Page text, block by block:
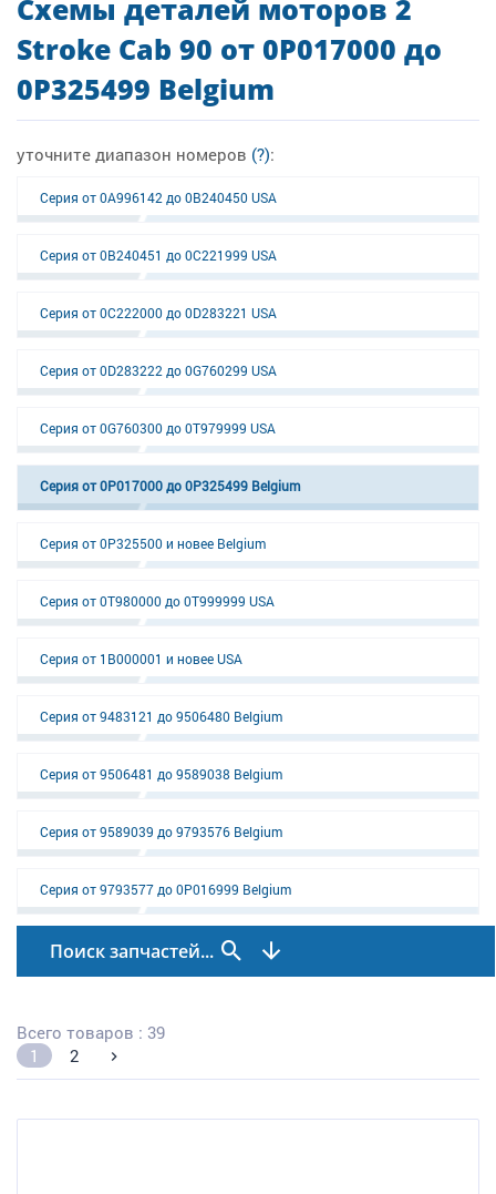
Схемы деталей моторов 2
Stroke Cab 90 от 0P017000 до
0P325499 Belgium
уточните диапазон номеров (?):
Серия от 0A996142 до 0B240450 USA
Серия от 0B240451 до 0C221999 USA
Серия от 0C222000 до 0D283221 USA
Серия от 0D283222 до 0G760299 USA
Серия от 0G760300 до 0T979999 USA
Серия от 0P017000 до 0P325499 Belgium
Серия от 0P325500 и новее Belgium
Серия от 0T980000 до 0T999999 USA
Серия от 1B000001 и новее USA
Серия от 9483121 до 9506480 Belgium
Серия от 9506481 до 9589038 Belgium
Серия от 9589039 до 9793576 Belgium
Серия от 9793577 до 0P016999 Belgium
Поиск запчастей...
Всего товаров : 39
1
2